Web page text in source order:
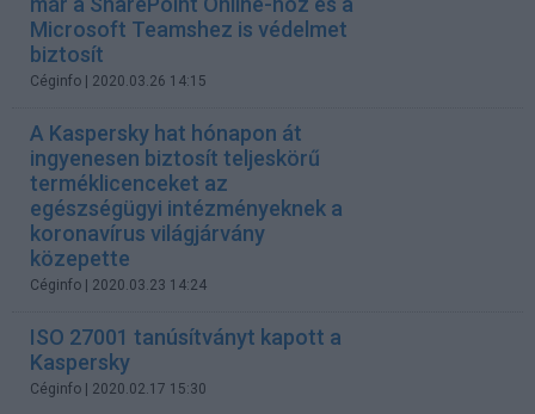
Microsoft Teamshez is védelmet
biztosít
Céginfo | 2020.03.26 14:15
A Kaspersky hat hónapon át
ingyenesen biztosít teljeskörű
terméklicenceket az
egészségügyi intézményeknek a
koronavírus világjárvány
közepette
Céginfo | 2020.03.23 14:24
ISO 27001 tanúsítványt kapott a
Kaspersky
Céginfo | 2020.02.17 15:30